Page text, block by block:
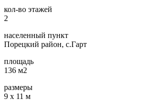
кол-во этажей
2
населенный пункт
Порецкий район, с.Гарт
площадь
136 м2
размеры
9 х 11 м